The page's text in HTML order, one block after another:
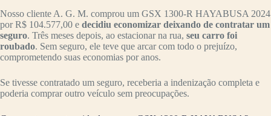
Nosso cliente A. G. M. comprou um GSX 1300-R HAYABUSA 2024
por R$ 104.577,00 e decidiu economizar deixando de contratar um
seguro. Três meses depois, ao estacionar na rua, seu carro foi
roubado. Sem seguro, ele teve que arcar com todo o prejuízo,
comprometendo suas economias por anos.
Se tivesse contratado um seguro, receberia a indenização completa e
poderia comprar outro veículo sem preocupações.